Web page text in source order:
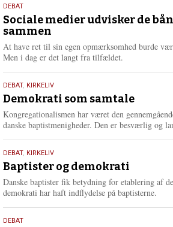
18.
maj
2026
DEBAT
Sociale medier udvisker de
sammen
At have ret til sin egen opmærksomhed burde
Men i dag er det langt fra tilfældet.
18.
maj
2026
DEBAT, KIRKELIV
Demokrati som samtale
Kongregationalismen har været den
danske baptistmenigheder. Den er besværlig og
18.
maj
2026
DEBAT, KIRKELIV
Baptister og demokrati
Danske baptister fik betydning for etablering af
demokrati har haft indflydelse på baptisterne.
18.
DEBAT